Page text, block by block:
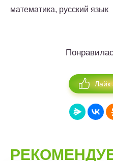
математика, русский язык
Лайк